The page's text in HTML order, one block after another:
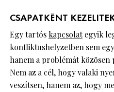
CSAPATKÉNT
Egy tartós kapcsolategyik
konfliktushelyzetben sem
hanem a problémát
Nem az a cél, hogy valaki
veszítsen, hanem az, hogy